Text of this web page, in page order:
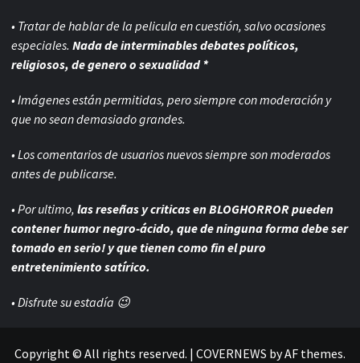
• Tratar de hablar de la pelicula en cuestión, salvo ocasiones
especiales. Nada de interminables debates políticos,
religiosos, de genero o sexualidad *
• Imágenes están permitidas, pero siempre conmoderación y
que no sean demasiado grandes.
• Los comentarios de usuarios nuevos siempre son moderados
antes de publicarse.
• Por ultimo, las reseñas y criticas en BLOGHORROR pueden
contener humor negro-ácido, que de ninguna forma debe ser
tomado en serio! y que tienen como fin el puro
entretenimiento satírico.
• Disfrute su estadía 😉
Copyright © All rights reserved. | COVERNEWS by AF themes.